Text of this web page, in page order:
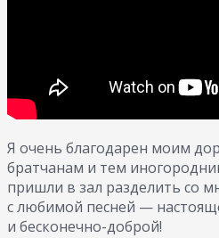
Я очень благодарен моим
братчанам и тем
пришли в зал разделить со
с любимой песней —
и бесконечно-доброй!